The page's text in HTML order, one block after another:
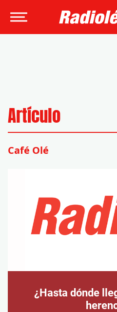
Artículo
Café Olé
¿Hasta dónde